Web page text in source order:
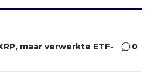
maar verwerkte ETF-
0